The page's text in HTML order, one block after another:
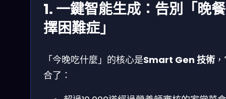
1. 一鍵智能生成：告別「晚
擇困難症」
「今晚吃什麼」的核心是Smart Gen 技術
合了：